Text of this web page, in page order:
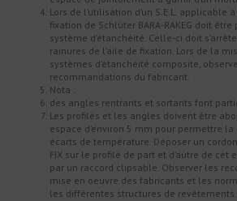
Lors de l’utilisation d’un S.E.L. applicable
fixation de Schlüter BARA-RAKEG doit
système d’étanchéité. Celle-ci doit
rainures de l’aile de fixation. Lors de la
systèmes d’étanchéité composite,
recommandations du fabricant.
Nota :
des angles rentrants et sortants font
Les profilés et les angles doivent être
espace d’environ 5 mm pour permettre
écarts de température. Déposer un
FIX sur le profilé de part et d’autre de cet
par un raccord clipsable. Observer les
mise en oeuvre des fabricants et les
les différentes structures de